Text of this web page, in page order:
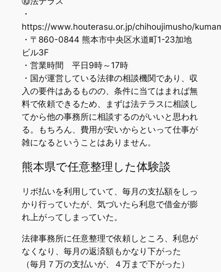
・
https://www.houterasu.or.jp/chihoujimusho/
・〒860-0844 熊本市中央区水道町1-23加地
ビル3F
・営業時間 平日9時～17時
・国が運営している法律の相談機関であり、収
入の要件はあるものの、条件に当てはまれば無
料で依頼できるため、まずは法テラスに相談し
てから他の事務所に相談するのがいいと思われ
る。もちろん、費用が安いからといって仕事が
雑になるということはありません。
熊本県で任意整理した体験談
リボ払いを利用していて、毎月の支払額をしっ
かり行っていたが、気づいたら利息で借金が膨
れ上がってしまっていた。
法律事務所に任意整理で依頼しところ、利息が
なくなり、毎月の返済額もかなり下がった
（毎月７万の支払いが、４万まで下がった）